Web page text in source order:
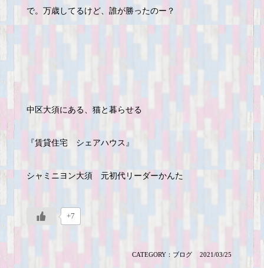
で。万歳してるけど、誰が勝ったのー？
中区大須にある、猫と暮らせる
『賃貸住宅 シェアハウス』
シャミニヨン大須 元初代リーダーかんた
+7
CATEGORY： ブログ 2021/03/25